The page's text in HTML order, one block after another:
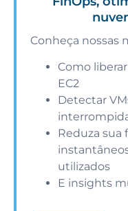
Conheça nossas
Como
EC2
Detectar
Reduza sua
utilizados
E insights